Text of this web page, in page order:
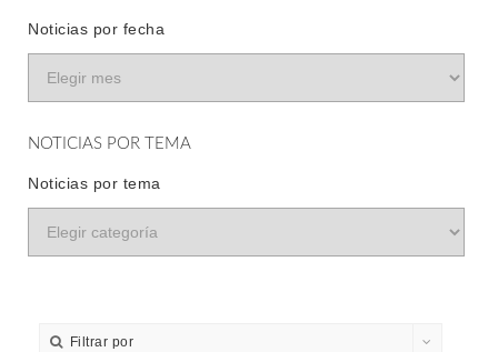
Noticias por fecha
NOTICIAS POR TEMA
Noticias por tema
Filtrar por